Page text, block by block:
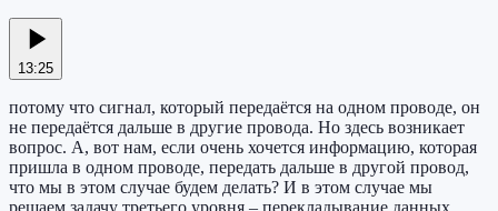
13:25
потому что сигнал, который передаётся на одном проводе, он
не передаётся дальше в другие провода. Но здесь возникает
вопрос. А, вот нам, если очень хочется информацию, которая
пришла в одном проводе, передать дальше в другой провод,
что мы в этом случае будем делать? И в этом случае мы
решаем задачу третьего уровня – перекладывание данных